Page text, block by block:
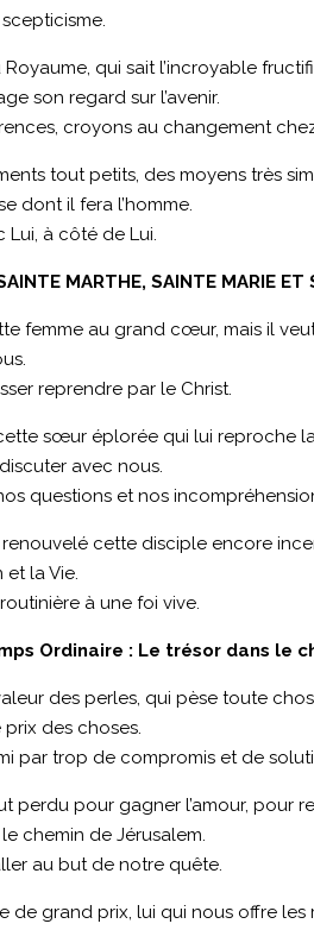
qui sait l’incroyable
son regard sur l’avenir.
croyons au changement
tout petits, des moyens très
dont il fera l’homme.
Lui, à côté de Lui.
MARTHE, SAINTE MARIE ET
femme au grand cœur, mais il
reprendre par le Christ.
sœur éplorée qui lui reproche
avec nous.
questions et nos
cette disciple encore
la Vie.
à une foi vive.
Ordinaire : Le trésor dans le
des perles, qui pèse toute
des choses.
par trop de compromis et de
perdu pour gagner l’amour, pour
chemin de Jérusalem.
au but de notre quête.
de grand prix, lui qui nous offre les